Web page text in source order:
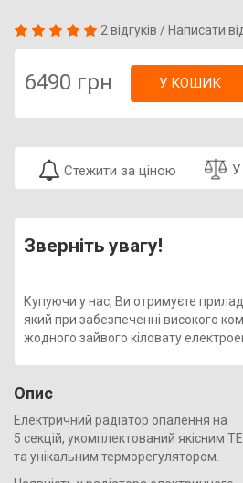
2 відгуків / Написати
6490 грн У КОШИК
Стежити за ціною У
Зверніть увагу!
Купуючи у нас, Ви отримуєте
який при забезпеченні високого
жодного зайвого кіловату
Опис
Електричний радіатор опалення на
5 секцій, укомплектований якісним
та унікальним терморегулятором.